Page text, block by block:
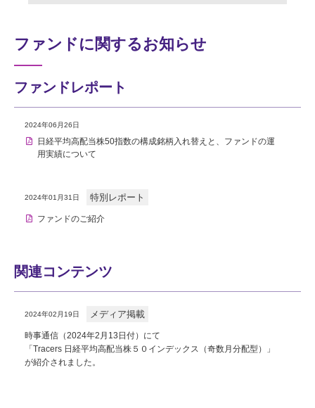
ファンドに関するお知らせ
ファンドレポート
2024年06月26日
日経平均高配当株50指数の構成銘柄入れ替えと、ファンドの運
用実績について
2024年01月31日 特別レポート
ファンドのご紹介
関連コンテンツ
2024年02月19日 メディア掲載
時事通信（2024年2月13日付）にて
「Tracers 日経平均高配当株５０インデックス（奇数月分配型）」
が紹介されました。